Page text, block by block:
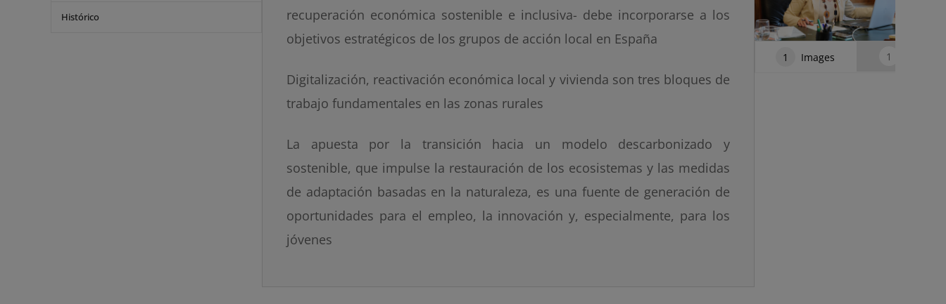
Histórico
recuperación económica sostenible e inclusiva- debe incorporarse a los
objetivos estratégicos de los grupos de acción local en España
Digitalización, reactivación económica local y vivienda son tres bloques de
trabajo fundamentales en las zonas rurales
La apuesta por la transición hacia un modelo descarbonizado y
sostenible, que impulse la restauración de los ecosistemas y las medidas
de adaptación basadas en la naturaleza, es una fuente de generación de
oportunidades para el empleo, la innovación y, especialmente, para los
jóvenes
1 Images 1